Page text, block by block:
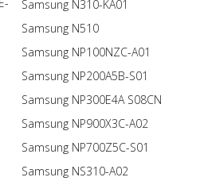
Samsung N310-KA01
Samsung N510
Samsung NP100NZC-A01
Samsung NP200A5B-S01
Samsung NP300E4A S08CN
Samsung NP900X3C-A02
Samsung NP700Z5C-S01
Samsung NS310-A02